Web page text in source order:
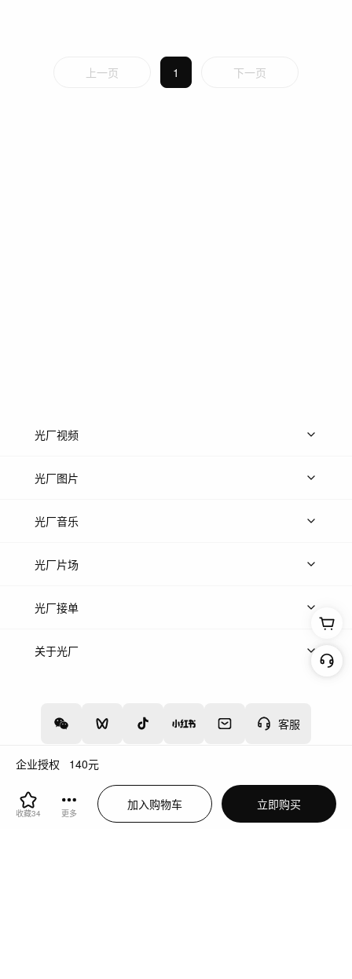
企业授权 140元
收藏34 更多
加入购物车 立即购买
上一页 1 下一页
客服
光厂视频
上传视频
光厂图片
上传图片
光厂音乐
热门音乐
光厂片场
上传案例
光厂接单
上架服务
关于光厂
增值电信业务经营许可证：川B2-20160192
蜀ICP备12020238号-4
川公网安备51019002000262
违法和不良信息举报中心